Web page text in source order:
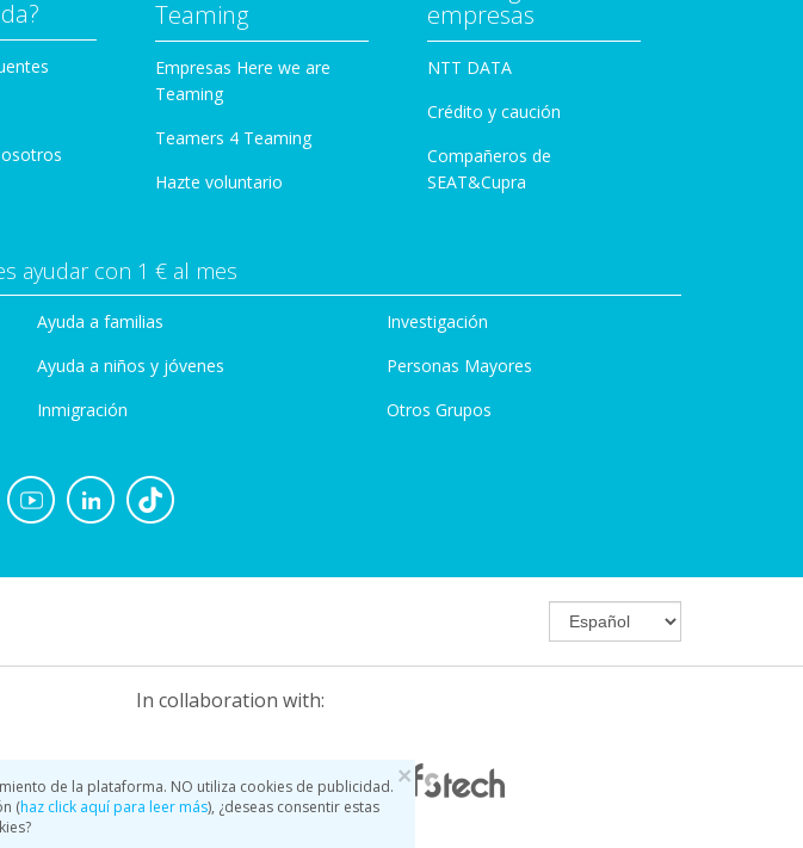
×
de la plataforma. NO utiliza cookies de publicidad.
(haz click aquí para leer más), ¿deseas consentir estas
Teaming
Empresas Here we are
Teaming
Teamers 4 Teaming
Hazte voluntario
empresas
NTT DATA
Crédito y caución
Compañeros de
SEAT&Cupra
ayudar con 1 € al mes
Ayuda a familias
Ayuda a niños y jóvenes
Inmigración
Investigación
Personas Mayores
Otros Grupos
In collaboration with: